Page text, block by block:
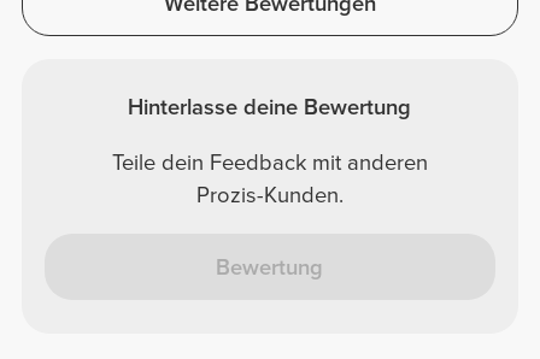
Hinterlasse deine Bewertung
Teile dein Feedback mit anderen
Prozis-Kunden.
Bewertung